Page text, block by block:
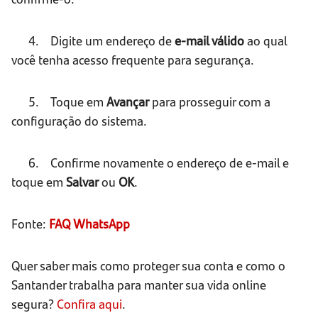
4. Digite um endereço dee-mail válidoao qual
você tenha acesso frequente para segurança.
5. Toque em Avançarpara prosseguir com a
configuração do sistema.
6. Confirme novamente o endereço de e-mail e
toque em Salvarou OK.
Fonte: FAQ WhatsApp
Quer saber mais como proteger sua conta e como o
Santander trabalha para manter sua vida online
segura?Confira aqui.